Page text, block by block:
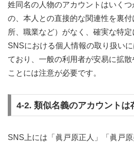
姓同名の人物のアカウントはいく
の、本人との直接的な関連性を裏
所、職業など）がなく、確実な特定
SNSにおける個人情報の取り扱い
ており、一般の利用者が安易に拡
ことには注意が必要です。
4-2. 類似名義のアカウントは
SNS上には「眞戸原正人」「眞戸